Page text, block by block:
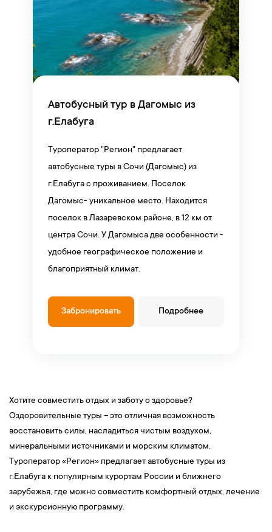
Автобусный тур в Дагомыс из
г.Елабуга
Туроператор "Регион" предлагает
автобусные туры в Сочи (Дагомыс) из
г.Елабуга с проживанием. Поселок
Дагомыс- уникальное место. Находится
поселок в Лазаревском районе, в 12 км от
центра Сочи. У Дагомыса две особенности -
удобное географическое положение и
благоприятный климат.
Забронировать Подробнее
Хотите совместить отдых и заботу о здоровье?
Оздоровительные туры – это отличная возможность
восстановить силы, насладиться чистым воздухом,
минеральными источниками и морским климатом.
Туроператор «Регион» предлагает автобусные туры из
г.Елабуга к популярным курортам России и ближнего
зарубежья, где можно совместить комфортный отдых, лечение
и экскурсионную программу.